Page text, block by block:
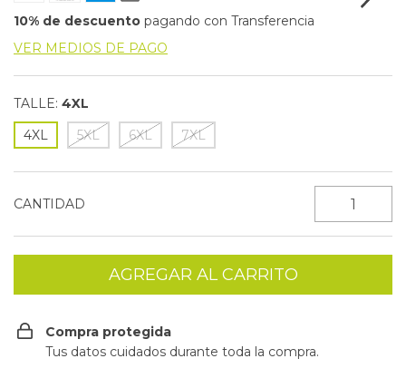
10% de descuento pagando con Transferencia
VER MEDIOS DE PAGO
TALLE: 4XL
4XL
5XL 6XL 7XL
CANTIDAD
Compra protegida
Tus datos cuidados durante toda la compra.